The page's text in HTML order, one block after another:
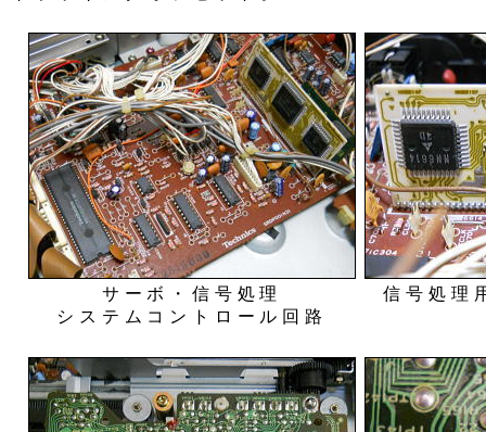
サーボ・信号処理
システムコントロール回路
信号処理